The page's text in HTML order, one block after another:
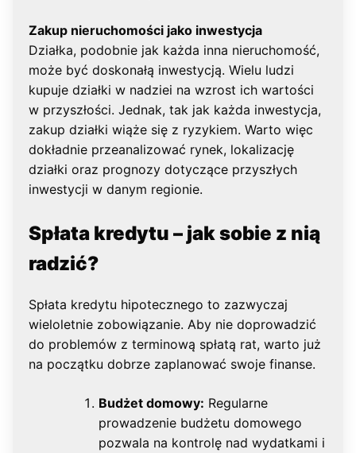
Zakup nieruchomości jako inwestycja
Działka, podobnie jak każda inna nieruchomość,
może być doskonałą inwestycją. Wielu ludzi
kupuje działki w nadziei na wzrost ich wartości
w przyszłości. Jednak, tak jak każda inwestycja,
zakup działki wiąże się z ryzykiem. Warto więc
dokładnie przeanalizować rynek, lokalizację
działki oraz prognozy dotyczące przyszłych
inwestycji w danym regionie.
Spłata kredytu – jak sobie z nią
radzić?
Spłata kredytu hipotecznego to zazwyczaj
wieloletnie zobowiązanie. Aby nie doprowadzić
do problemów z terminową spłatą rat, warto już
na początku dobrze zaplanować swoje finanse.
Budżet domowy: Regularne
prowadzenie budżetu domowego
pozwala na kontrolę nad wydatkami i